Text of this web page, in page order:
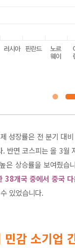
성장률은 전 분기 대
반면 코스피는 올 3
상승률을 보여줬습
개국 중에서 중국 다
있었습니다.
감 소기업